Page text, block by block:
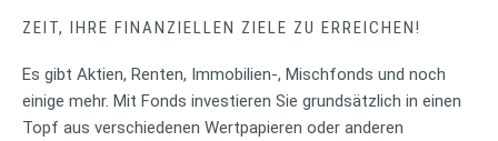
ZEIT, IHRE FINANZIELLEN ZIELE ZU ERREICHEN!
Es gibt Aktien, Renten, Immobilien-, Mischfonds und noch
einige mehr. Mit Fonds investieren Sie grundsätzlich in einen
Topf aus verschiedenen Wertpapieren oder anderen